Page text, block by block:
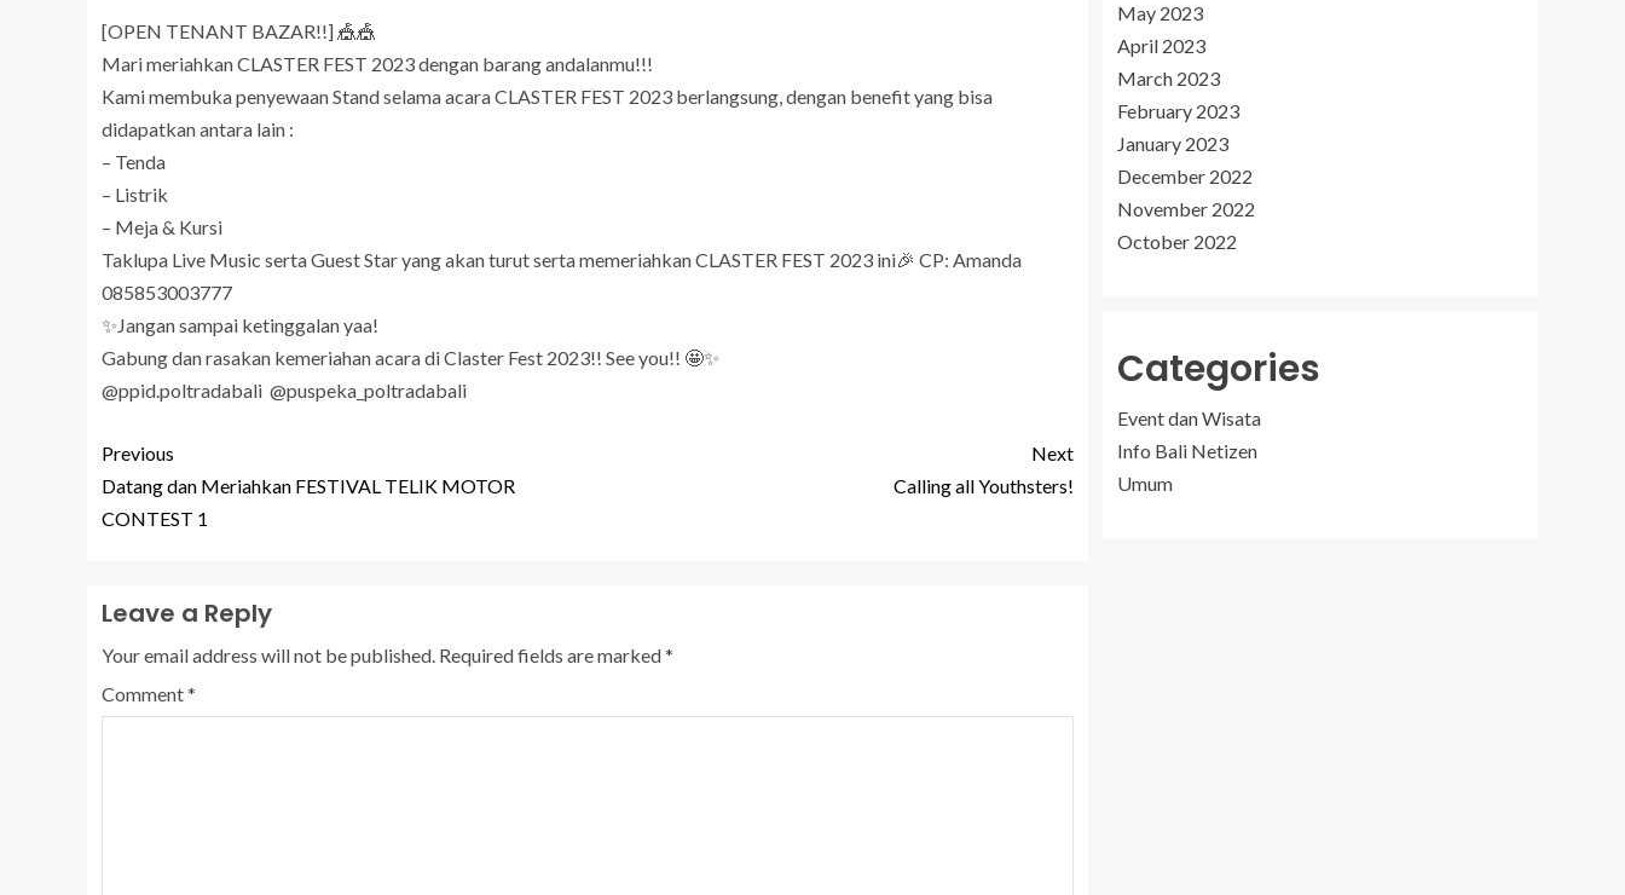
[OPEN TENANT BAZAR!!] 🎪🎪
Mari meriahkan CLASTER FEST 2023 dengan barang andalanmu!!!
Kami membuka penyewaan Stand selama acara CLASTER FEST 2023 berlangsung, dengan benefit yang bisa
didapatkan antara lain :
– Tenda
– Listrik
– Meja & Kursi
Taklupa Live Music serta Guest Star yang akan turut serta memeriahkan CLASTER FEST 2023 ini🎉 CP: Amanda
085853003777
✨Jangan sampai ketinggalan yaa!
Gabung dan rasakan kemeriahan acara di Claster Fest 2023!! See you!! 🤩✨
@ppid.poltradabali @puspeka_poltradabali
Previous
Datang dan Meriahkan FESTIVAL TELIK MOTOR
CONTEST 1
Next
Calling all Youthsters!
Leave a Reply
Your email address will not be published. Required fields are marked*
Comment*
May 2023
April 2023
March 2023
February 2023
January 2023
December 2022
November 2022
October 2022
Categories
Event dan Wisata
Info Bali Netizen
Umum